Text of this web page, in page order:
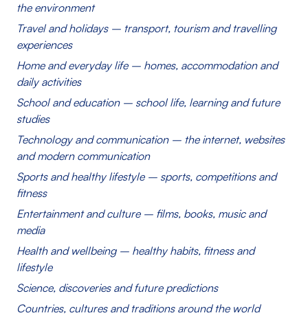
the environment
Travel and holidays – transport, tourism and travelling
experiences
Home and everyday life – homes, accommodation and
daily activities
School and education – school life, learning and future
studies
Technology and communication – the internet, websites
and modern communication
Sports and healthy lifestyle – sports, competitions and
fitness
Entertainment and culture – films, books, music and
media
Health and wellbeing – healthy habits, fitness and
lifestyle
Science, discoveries and future predictions
Countries, cultures and traditions around the world